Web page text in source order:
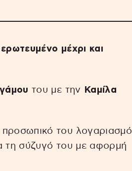
μέχρι και
του με την
Καμίλα
του λογαριασμό
τη σύζυγό του με αφορμή